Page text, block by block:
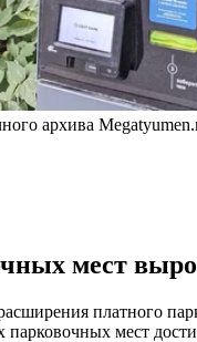
архива
мест
платного
мест